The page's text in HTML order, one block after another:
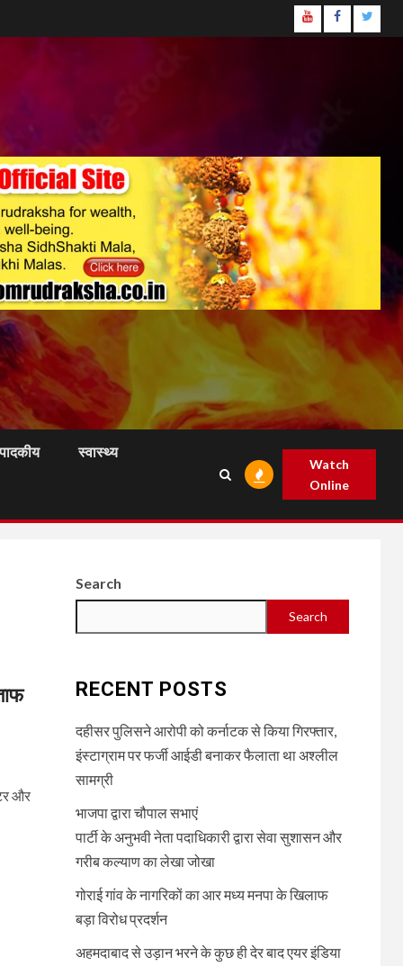
YoutubeFacebook
स्वास्थ्य
Watch
Online
और
Search
Search
RECENT POSTS
दहीसर पुलिसने आरोपी को कर्नाटक से किया गिरफ्तार,
इंस्टाग्राम पर फर्जी आईडी बनाकर फैलाता था अश्लील
सामग्री
भाजपा द्वारा चौपाल सभाएं
पार्टी के अनुभवी नेता पदाधिकारी द्वारा सेवा सुशासन और
गरीब कल्याण का लेखा जोखा
गोराई गांव के नागरिकों का आर मध्य मनपा के खिलाफ
बड़ा विरोध प्रदर्शन
अहमदाबाद से उड़ान भरने के कुछ ही देर बाद एयर इंडिया